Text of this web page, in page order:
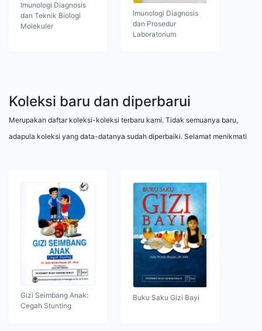
Imunologi Diagnosis
dan Teknik Biologi
Molekuler
Imunologi Diagnosis
dan Prosedur
Laboratorium
Koleksi baru dan diperbarui
Merupakan daftar koleksi-koleksi terbaru kami. Tidak semuanya baru,
adapula koleksi yang data-datanya sudah diperbaiki. Selamat menikmati
Gizi Seimbang Anak:
Cegah Stunting
Buku Saku Gizi Bayi